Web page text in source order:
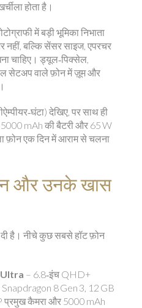
होता है।
में बड़ी भूमिका निभाता
नहीं, बल्कि सेंसर साइज, एपरचर
चाहिए। ड्यूल‑पिक्सेल,
सेटअप वाले फ़ोन में ज़ूम और
देखिए, पर साथ ही
5000 mAh की बैटरी और 65 W
फ़ोन एक दिन में आराम से चलना
और उनके खास
है। नीचे कुछ सबसे हॉट फ़ोन
Ultra – 6.8‑इंच QHD+
8 Gen 3, 12 GB
प्रमुख कैमरा और 5000 mAh